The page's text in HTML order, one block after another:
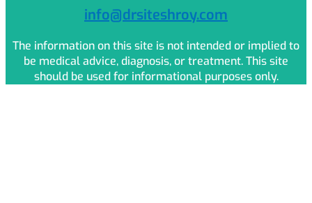
info@drsiteshroy.com
The information on this site is not intended or implied to
be medical advice, diagnosis, or treatment. This site
should be used for informational purposes only.